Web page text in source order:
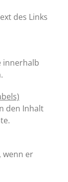
des Links
innerhalb
den Inhalt
wenn er